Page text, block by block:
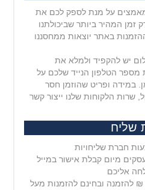
על מנת לספק לכם את
זמן המהיר ביותר שביכולתנו
מעל 90% מההזמנות באתר יוצאות ממחסננו
יש להקפיד ולמלא את
מספר הטלפון הנייד שלכם על
במידה ופריט שהוזמן חסר
שרות הלקוחות שלנו ייצור קשר
שליח
חברת שליחויות
עד 7 ימי עסקים מיום קבלת אישור במייל
אליכם
עלויות המשלוח הן 35 ₪ להזמנה ובחינם להזמנות מעל